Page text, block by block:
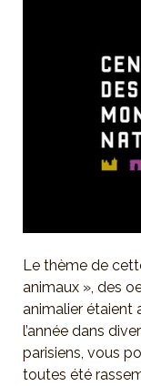
Le thème de
animaux », des
animalier étaient
l’année dans
parisiens, vous
toutes été